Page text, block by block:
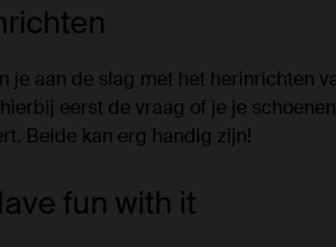
je aan de slag met het herinrichten
eerst de vraag of je je
Beide kan erg handig zijn!
fun with it